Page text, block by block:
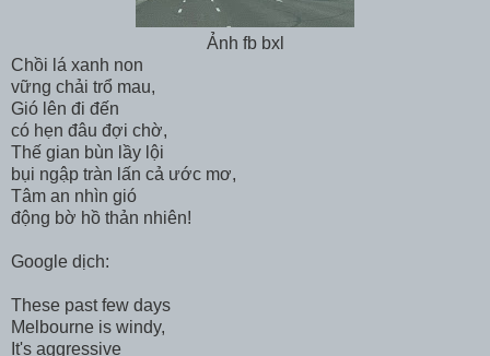
Ảnh fb bxl
Chồi lá xanh non
vững chải trổ mau,
Gió lên đi đến
có hẹn đâu đợi chờ,
Thế gian bùn lầy lội
bụi ngập tràn lấn cả ước mơ,
Tâm an nhìn gió
động bờ hồ thản nhiên!
Google dịch:
These past few days
Melbourne is windy,
It's aggressive